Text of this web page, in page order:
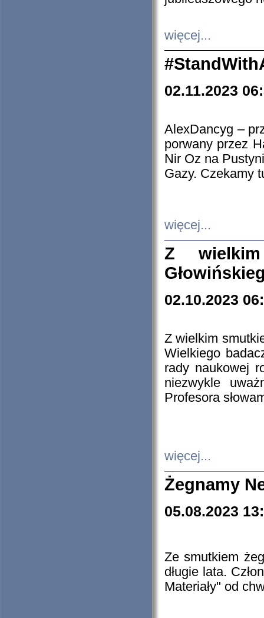
więcej...
02.11.2023
AlexDancyg –
porwany przez
Nir Oz na
Gazy. Czekamy
więcej...
Z
02.10.2023
Z wielkim
Wielkiego
rady naukowej
niezwykle
Profesora
więcej...
Żegnamy
05.08.2023
Ze smutkiem
długie lata.
Materiały" od